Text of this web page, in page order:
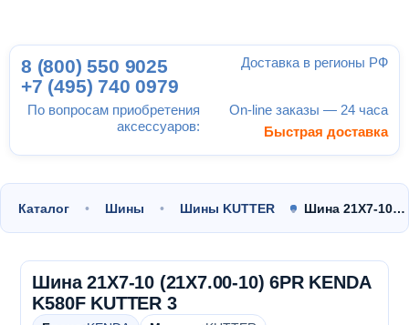
По вопросам приобретения
аксессуаров:
8 (800) 550 9025
+7 (495) 740 0979
Доставка в регионы РФ
On-line заказы — 24 часа
Быстрая доставка
Каталог Шины Шины KUTTER Шина 21X7-10…
Шина 21X7-10 (21X7.00-10) 6PR KENDA
K580F KUTTER 3